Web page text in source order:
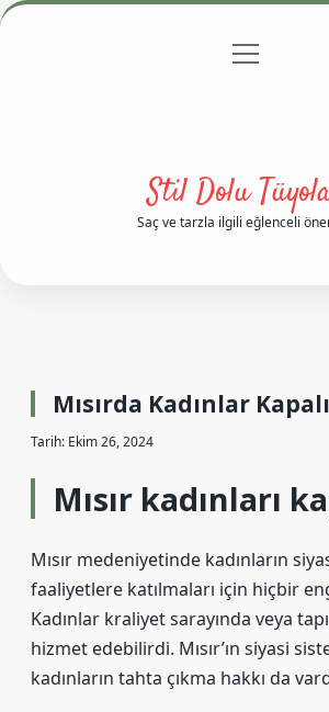
Gizlilik Politikası
menüyü
Stil Dolu
Saç ve tarzla ilgili eğlenceli
Mısırda Kadınlar
Tarih: Ekim 26, 2024
Mısır kadınları
Mısır medeniyetinde kadınların
faaliyetlere katılmaları için hiçbir
Kadınlar kraliyet sarayında veya
hizmet edebilirdi. Mısır’ın siyasi
kadınların tahta çıkma hakkı da